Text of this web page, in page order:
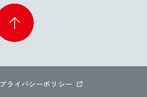
プライバシーポリシー